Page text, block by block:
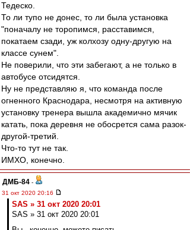
Тедеско.
То ли тупо не донес, то ли была установка
"поначалу не торопимся, расставимся,
покатаем сзади, уж колхозу одну-другую на
классе сунем".
Не поверили, что эти забегают, а не только в
автобусе отсидятся.
Ну не представляю я, что команда после
огненного Краснодара, несмотря на активную
установку тренера вышла академично мячик
катать, пока деревня не обосрется сама разок-
другой-третий.
Что-то тут не так.
ИМХО, конечно.
ДМБ-84 -
31 окт 2020 20:16
SAS » 31 окт 2020 20:01
SAS » 31 окт 2020 20:01